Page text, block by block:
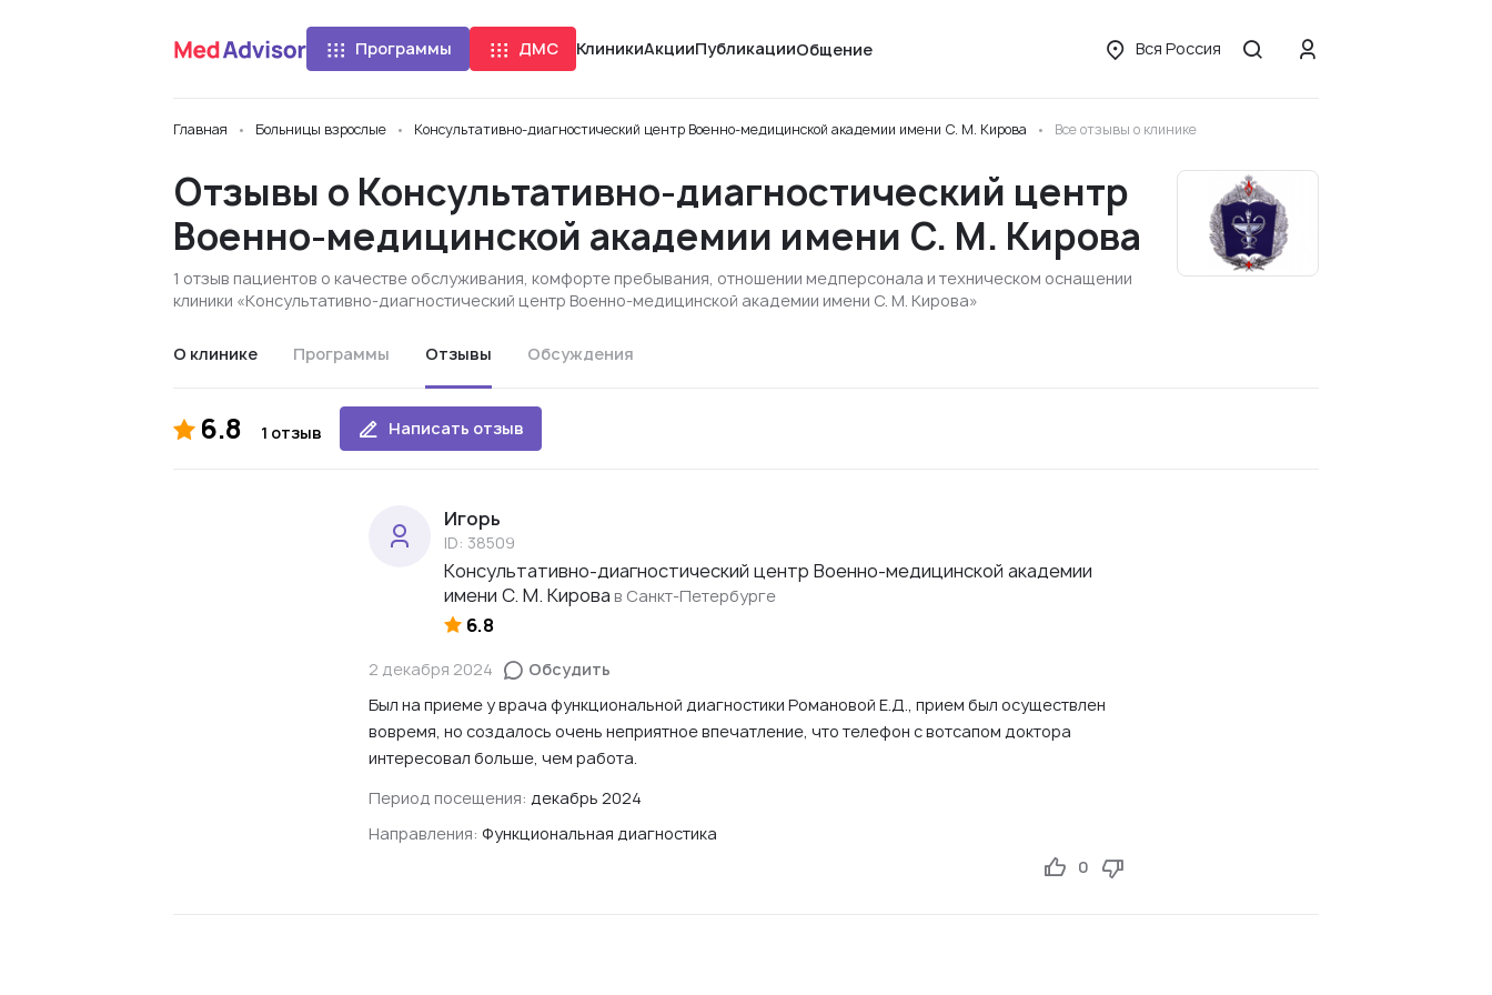
Программы ДМС КлиникиАкцииПубликацииОбщение Вся Россия
Главная Больницы взрослые Консультативно-диагностический центр Военно-медицинской академии имени С. М. Кирова Все отзывы о клинике
Отзывы о Консультативно-диагностический центр
Военно-медицинской академии имени С. М. Кирова
1 отзыв пациентов о качестве обслуживания, комфорте пребывания, отношении медперсонала и техническом оснащении
клиники «Консультативно-диагностический центр Военно-медицинской академии имени С. М. Кирова»
О клинике Программы Отзывы Обсуждения
6.8 1 отзыв Написать отзыв
Игорь
ID: 38509
Консультативно-диагностический центр Военно-медицинской академии
имени С. М. Кирова в Санкт-Петербурге
6.8
2 декабря 2024
Обсудить
Был на приеме у врача функциональной диагностики Романовой Е.Д., прием был осуществлен
вовремя, но создалось очень неприятное впечатление, что телефон с вотсапом доктора
интересовал больше, чем работа.
Период посещения: декабрь 2024
Направления: Функциональная диагностика
0